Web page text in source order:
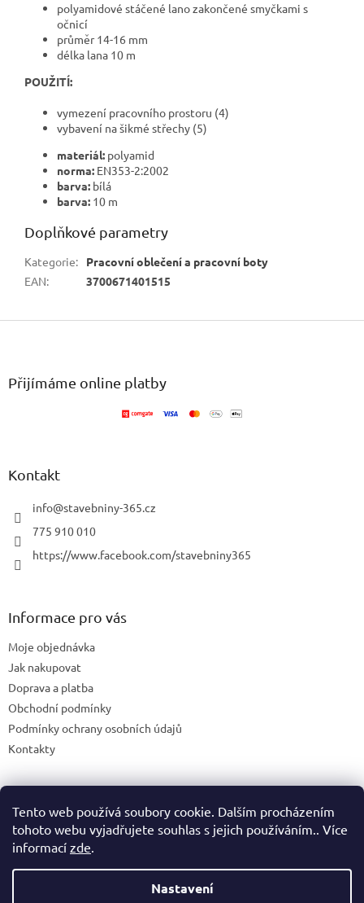
Tento web používá soubory cookie. Dalším procházením
tohoto webu vyjadřujete souhlas s jejich používáním.. Více
informací zde.
Nastavení
polyamidové stáčené lano zakončené smyčkami s
očnicí
průměr 14-16 mm
délka lana 10 m
POUŽITÍ:
vymezení pracovního prostoru (4)
vybavení na šikmé střechy (5)
materiál: polyamid
norma: EN353-2:2002
barva: bílá
barva: 10 m
Doplňkové parametry
Kategorie:
Pracovní oblečení a pracovní boty
EAN: 3700671401515
Přijímáme online platby
Kontakt
info@stavebniny-365.cz
775 910 010
https://www.facebook.com/stavebniny365
Informace pro vás
Moje objednávka
Jak nakupovat
Doprava a platba
Obchodní podmínky
Podmínky ochrany osobních údajů
Kontakty
Blog
Vytvořil Shoptet